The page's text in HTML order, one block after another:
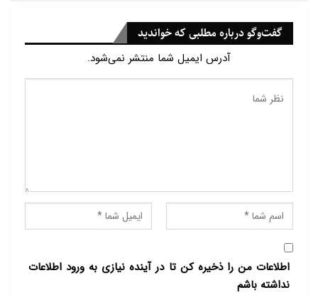
گفت‌وگو درباره مطلبی که خواندید
آدرس ایمیل شما منتشر نمی‌شود.
اطلاعات من را ذخیره کن تا در آینده نیازی به ورود اطلاعات
نداشته باشم